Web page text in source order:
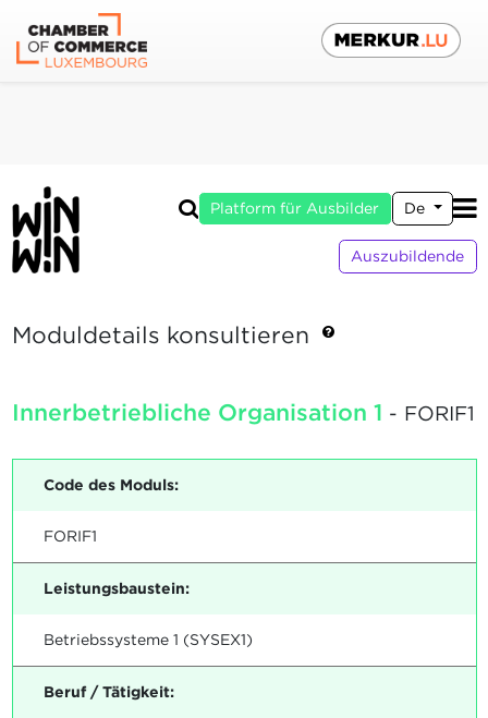
Platform für Ausbilder De
Auszubildende
Moduldetails konsultieren
Innerbetriebliche Organisation 1 - FORIF1
Code des Moduls:
FORIF1
Leistungsbaustein:
Betriebssysteme 1 (SYSEX1)
Beruf / Tätigkeit: